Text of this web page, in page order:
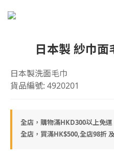
日本製 紗巾面
日本製洗面毛巾
貨品編號: 4920201
全店，購物滿HKD300以上免
全店，買滿HK$500,全店98折